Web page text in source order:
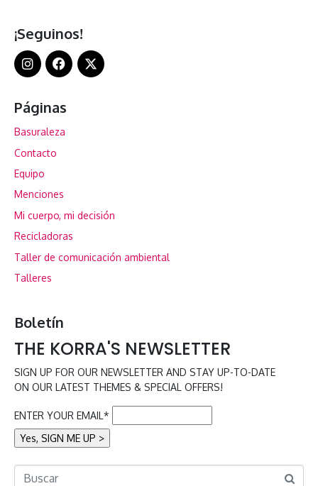
¡Seguinos!
Páginas
Basuraleza
Contacto
Equipo
Menciones
Mi cuerpo, mi decisión
Recicladoras
Taller de comunicación ambiental
Talleres
Boletín
THE KORRA'S NEWSLETTER
SIGN UP FOR OUR NEWSLETTER AND STAY UP-TO-DATE
ON OUR LATEST THEMES & SPECIAL OFFERS!
ENTER YOUR EMAIL*